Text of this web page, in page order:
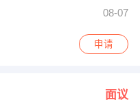
08-07
申请
面议